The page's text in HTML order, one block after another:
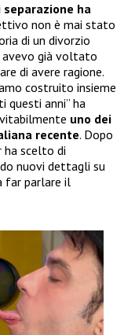
separazione ha
non è mai stato
di un divorzio
avevo già voltato
di avere ragione.
costruito insieme
questi anni” ha
uno dei
recente. Dopo
ha scelto di
nuovi dettagli su
far parlare il